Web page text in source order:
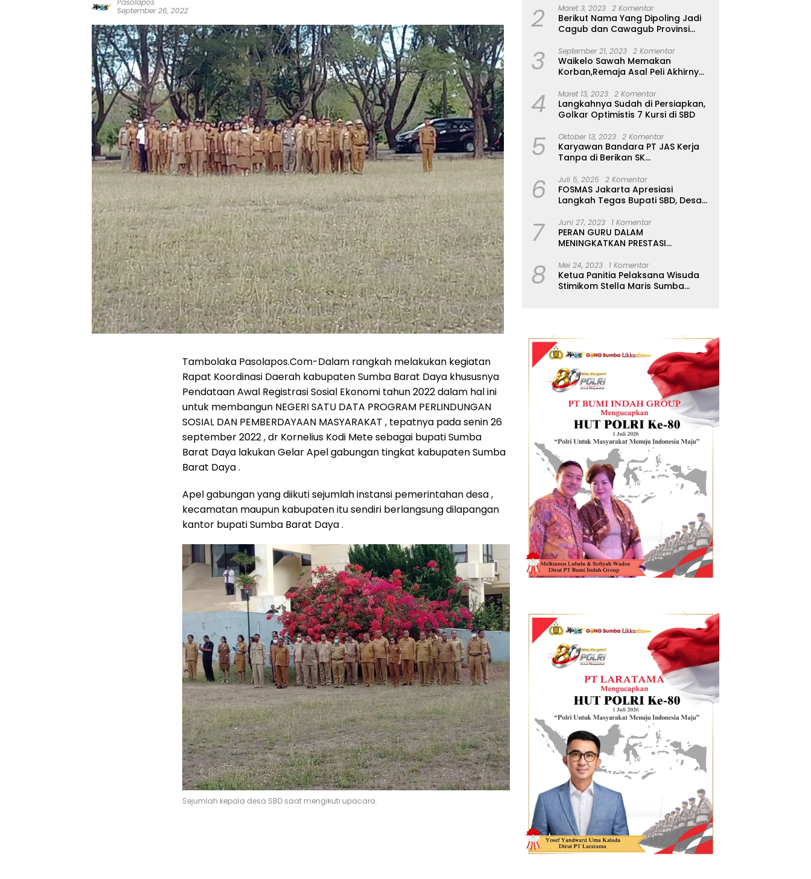
Pasolapos
September 26, 2022
Tambolaka Pasolapos.Com-Dalam rangkah melakukan kegiatan
Rapat Koordinasi Daerah kabupaten Sumba Barat Daya khususnya
Pendataan Awal Registrasi Sosial Ekonomi tahun 2022 dalam hal ini
untuk membangun NEGERI SATU DATA PROGRAM PERLINDUNGAN
SOSIAL DAN PEMBERDAYAAN MASYARAKAT , tepatnya pada senin 26
september 2022 , dr Kornelius Kodi Mete sebagai bupati Sumba
Barat Daya lakukan Gelar Apel gabungan tingkat kabupaten Sumba
Barat Daya .
Apel gabungan yang diikuti sejumlah instansi pemerintahan desa ,
kecamatan maupun kabupaten itu sendiri berlangsung dilapangan
kantor bupati Sumba Barat Daya .
Sejumlah kepala desa SBD saat mengikuti upacara.
2 Maret 3, 2023 2 Komentar
Berikut Nama Yang Dipoling Jadi
Cagub dan Cawagub Provinsi
3 September 21, 2023 2 Komentar
Waikelo Sawah Memakan
Korban,Remaja Asal Peli Akhirnya
4 Maret 13, 2023 2 Komentar
Langkahnya Sudah di Persiapkan,
Golkar Optimistis 7 Kursi di SBD
5 Oktober 13, 2023 2 Komentar
Karyawan Bandara PT JAS Kerja
Tanpa di Berikan SK
Tangan Tanpa di Bacakan Isinya
6 Juli 5, 2025 2 Komentar
FOSMAS Jakarta Apresiasi
Langkah Tegas Bupati SBD, Desak
7 Juni 27, 2023 1 Komentar
PERAN GURU DALAM
MENINGKATKAN PRESTASI
8 Mei 24, 2023 1 Komentar
Ketua Panitia Pelaksana Wisuda
Stimikom Stella Maris Sumba